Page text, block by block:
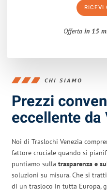
RICEVI
Offerta in 15
CHI SIAMO
Prezzi
eccellente da
Noi di Traslochi Venezia
fattore cruciale quando si
puntiamo sulla trasparenza e
soluzioni su misura. Che si
di un trasloco in tutta Europa,